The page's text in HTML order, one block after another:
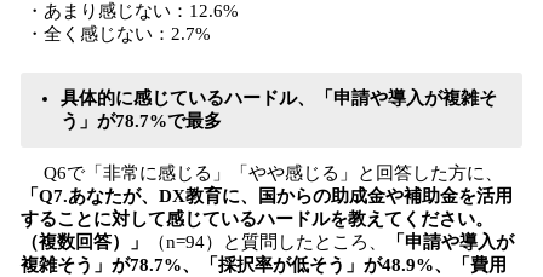
・あまり感じない：12.6%
・全く感じない：2.7%
具体的に感じているハードル、「申請や導入が複雑そ
う」が78.7%で最多
Q6で「非常に感じる」「やや感じる」と回答した方に、
「Q7.あなたが、DX教育に、国からの助成金や補助金を活用
することに対して感じているハードルを教えてください。
（複数回答）」
（n=94）と質問したところ、
「申請や導入が
複雑そう」が78.7%、「採択率が低そう」が48.9%、「費用